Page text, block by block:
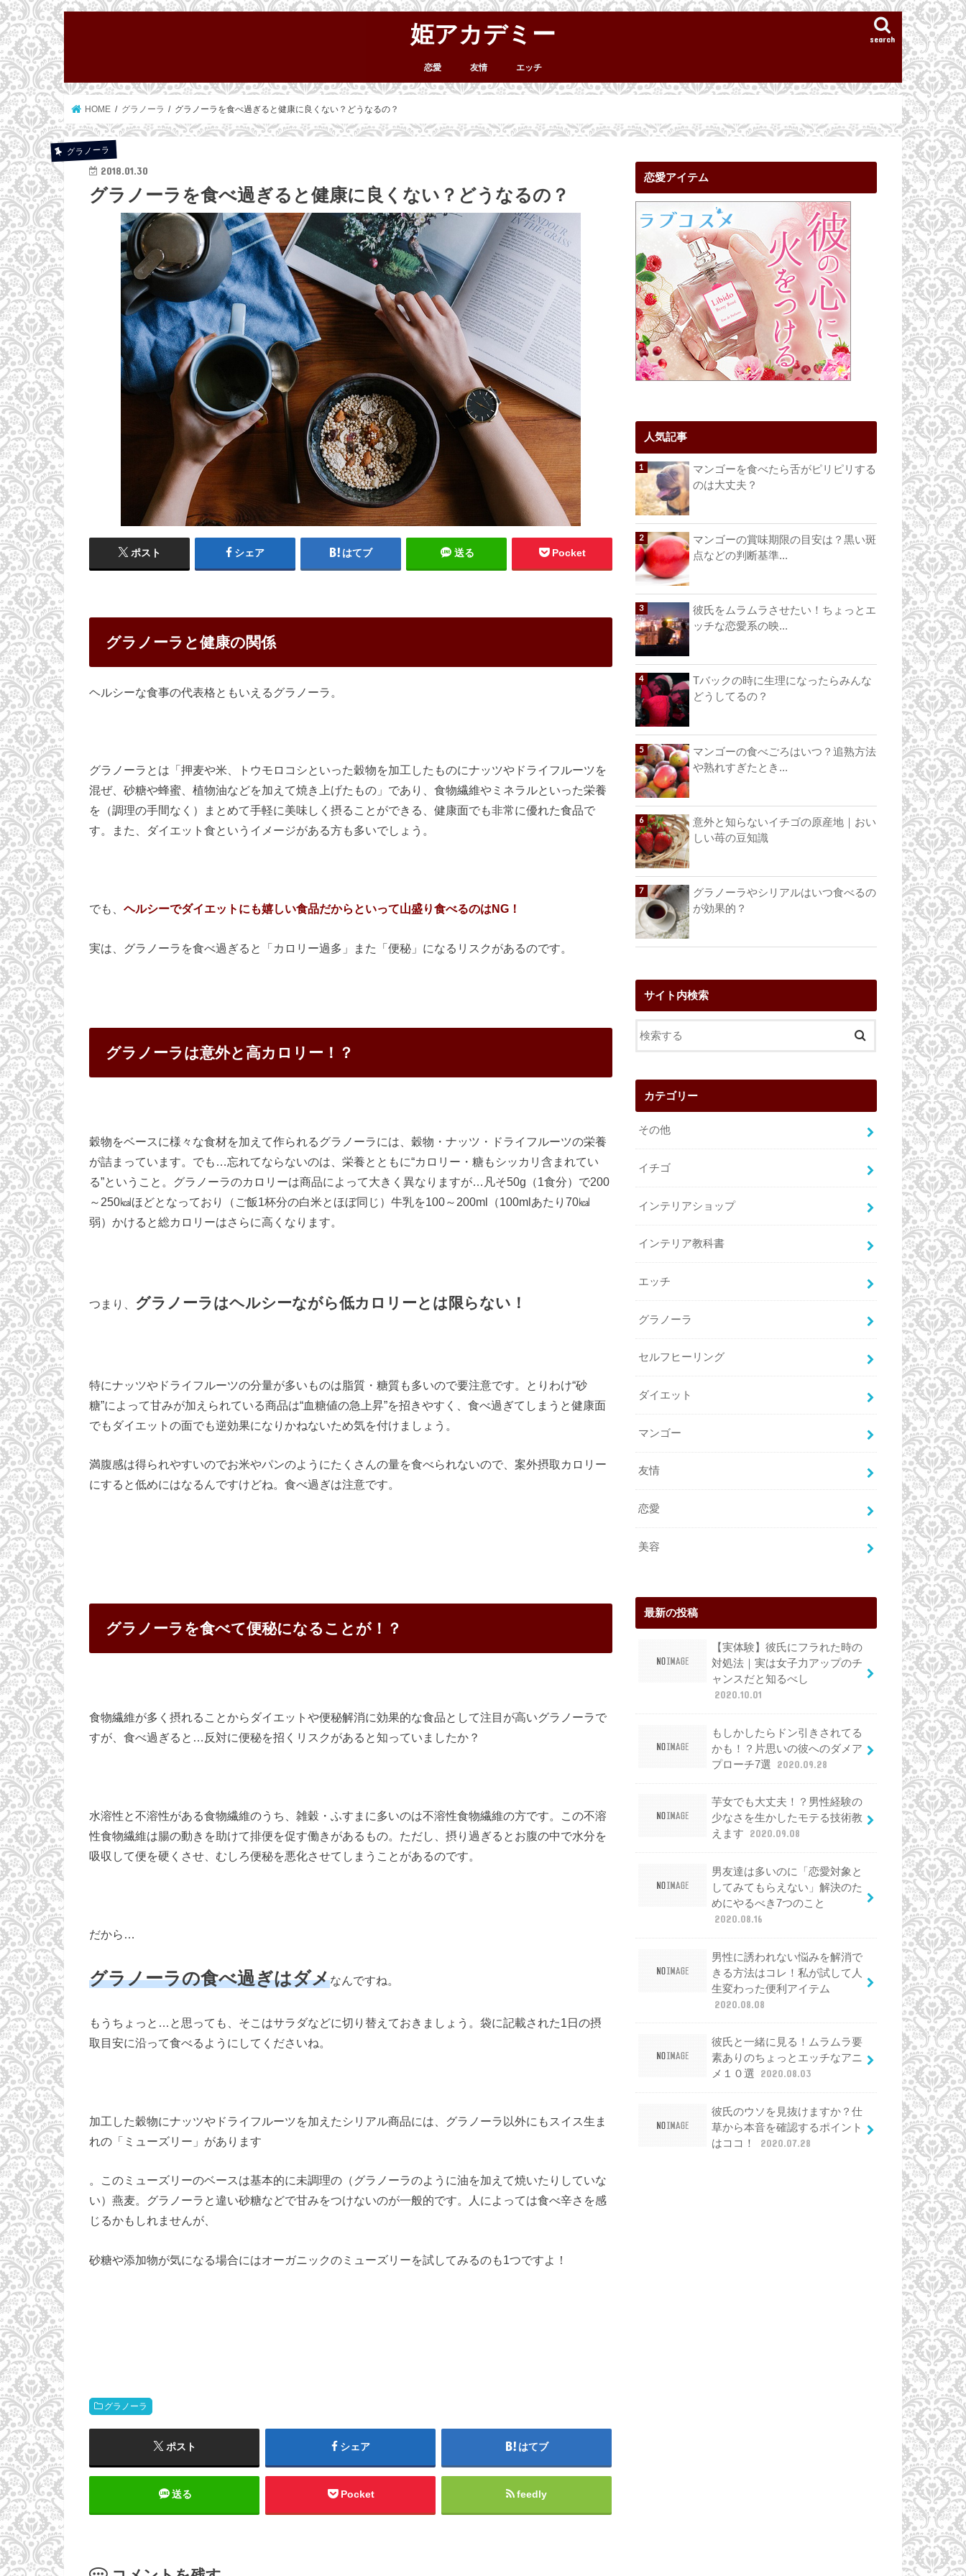
姫アカデミー search
恋愛 友情 エッチ
HOME グラノーラ グラノーラを食べ過ぎると健康に良くない？どうなるの？
グラノーラ
2018.01.30
グラノーラを食べ過ぎると健康に良くない？どうなるの？
ポスト シェア はてブ 送る Pocket
グラノーラと健康の関係
ヘルシーな食事の代表格ともいえるグラノーラ。
グラノーラとは「押麦や米、トウモロコシといった穀物を加工したものにナッツやドライフルーツを
混ぜ、砂糖や蜂蜜、植物油などを加えて焼き上げたもの」であり、食物繊維やミネラルといった栄養
を（調理の手間なく）まとめて手軽に美味しく摂ることができる、健康面でも非常に優れた食品で
す。また、ダイエット食というイメージがある方も多いでしょう。
でも、 ヘルシーでダイエットにも嬉しい食品だからといって山盛り食べるのはNG！
実は、グラノーラを食べ過ぎると「カロリー過多」また「便秘」になるリスクがあるのです。
グラノーラは意外と高カロリー！？
穀物をベースに様々な食材を加えて作られるグラノーラには、穀物・ナッツ・ドライフルーツの栄養
が詰まっています。でも…忘れてならないのは、栄養とともに“カロリー・糖もシッカリ含まれてい
る”ということ。グラノーラのカロリーは商品によって大きく異なりますが…凡そ50g（1食分）で200
～250㎉ほどとなっており（ご飯1杯分の白米とほぼ同じ）牛乳を100～200ml（100mlあたり70㎉
弱）かけると総カロリーはさらに高くなります。
つまり、 グラノーラはヘルシーながら低カロリーとは限らない！
特にナッツやドライフルーツの分量が多いものは脂質・糖質も多いので要注意です。とりわけ“砂
糖”によって甘みが加えられている商品は“血糖値の急上昇”を招きやすく、食べ過ぎてしまうと健康面
でもダイエットの面でも逆効果になりかねないため気を付けましょう。
満腹感は得られやすいのでお米やパンのようにたくさんの量を食べられないので、案外摂取カロリー
にすると低めにはなるんですけどね。食べ過ぎは注意です。
グラノーラを食べて便秘になることが！？
食物繊維が多く摂れることからダイエットや便秘解消に効果的な食品として注目が高いグラノーラで
すが、食べ過ぎると…反対に便秘を招くリスクがあると知っていましたか？
水溶性と不溶性がある食物繊維のうち、雑穀・ふすまに多いのは不溶性食物繊維の方です。この不溶
性食物繊維は腸の動きを助けて排便を促す働きがあるもの。ただし、摂り過ぎるとお腹の中で水分を
吸収して便を硬くさせ、むしろ便秘を悪化させてしまうことがあるのです。
だから…
グラノーラの食べ過ぎはダメなんですね。
もうちょっと…と思っても、そこはサラダなどに切り替えておきましょう。袋に記載された1日の摂
取目安に沿って食べるようにしてくださいね。
加工した穀物にナッツやドライフルーツを加えたシリアル商品には、グラノーラ以外にもスイス生ま
れの「ミューズリー」があります
。このミューズリーのベースは基本的に未調理の（グラノーラのように油を加えて焼いたりしていな
い）燕麦。グラノーラと違い砂糖などで甘みをつけないのが一般的です。人によっては食べ辛さを感
じるかもしれませんが、
砂糖や添加物が気になる場合にはオーガニックのミューズリーを試してみるのも1つですよ！
グラノーラ
ポスト シェア はてブ
送る Pocket feedly
恋愛アイテム
人気記事
マンゴーを食べたら舌がピリピリする
のは大丈夫？
マンゴーの賞味期限の目安は？黒い斑
点などの判断基準...
彼氏をムラムラさせたい！ちょっとエ
ッチな恋愛系の映...
Tバックの時に生理になったらみんな
どうしてるの？
マンゴーの食べごろはいつ？追熟方法
や熟れすぎたとき...
意外と知らないイチゴの原産地｜おい
しい苺の豆知識
グラノーラやシリアルはいつ食べるの
が効果的？
サイト内検索
カテゴリー
その他
イチゴ
インテリアショップ
インテリア教科書
エッチ
グラノーラ
セルフヒーリング
ダイエット
マンゴー
友情
恋愛
美容
最新の投稿
【実体験】彼氏にフラれた時の
対処法｜実は女子力アップのチ
ャンスだと知るべし
2020.10.01
もしかしたらドン引きされてる
かも！？片思いの彼へのダメア
プローチ7選
2020.09.28
芋女でも大丈夫！？男性経験の
少なさを生かしたモテる技術教
えます
2020.09.08
男友達は多いのに「恋愛対象と
してみてもらえない」解決のた
めにやるべき7つのこと
2020.08.16
男性に誘われない悩みを解消で
きる方法はコレ！私が試して人
生変わった便利アイテム
2020.08.08
彼氏と一緒に見る！ムラムラ要
素ありのちょっとエッチなアニ
メ１０選
2020.08.03
彼氏のウソを見抜けますか？仕
草から本音を確認するポイント
はココ！
2020.07.28